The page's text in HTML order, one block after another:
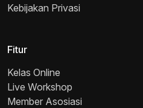
Kebijakan Privasi
Fitur
Kelas Online
Live Workshop
Member Asosiasi